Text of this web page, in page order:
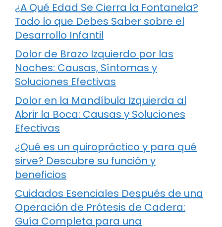
¿A Qué Edad Se Cierra la Fontanela?
Todo lo que Debes Saber sobre el
Desarrollo Infantil
Dolor de Brazo Izquierdo por las
Noches: Causas, Síntomas y
Soluciones Efectivas
Dolor en la Mandíbula Izquierda al
Abrir la Boca: Causas y Soluciones
Efectivas
¿Qué es un quiropráctico y para qué
sirve? Descubre su función y
beneficios
Cuidados Esenciales Después de una
Operación de Prótesis de Cadera:
Guía Completa para una